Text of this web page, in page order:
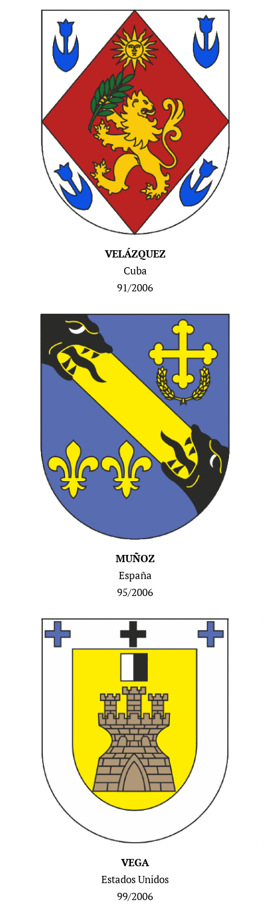
VELÁZQUEZ
Cuba
91/2006
MUÑOZ
España
95/2006
VEGA
Estados Unidos
99/2006